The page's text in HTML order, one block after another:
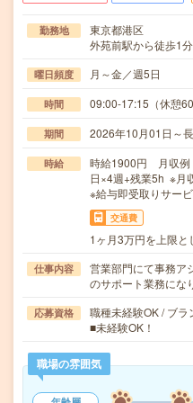
勤務地
東京都港区
外苑前駅から徒歩1
曜日頻度 月～金／週5日
時間 09:00-17:15（休憩
期間 2026年10月01日～
時給
時給1900円 月収例
日×4週+残業5h ※月
※給与即受取りサー
交通費
1ヶ月3万円を上限と
仕事内容
営業部門にて事務ア
のサポート業務にな
応募資格
職種未経験OK / ブ
■未経験OK！
職場の雰囲気